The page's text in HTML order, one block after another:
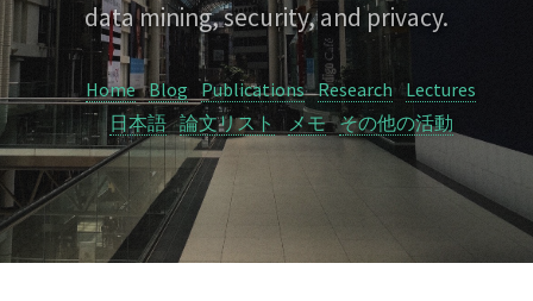
data mining, security, and privacy.
Home Blog Publications Research
Lectures
日本語 論文リスト メモ その他の活動